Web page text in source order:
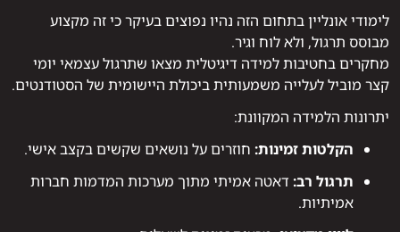
לימודי אונליין בתחום הזה נהיו נפוצים בעיקר כי זה מקצוע
מבוסס תרגול, ולא לוח וגיר.
מחקרים בחטיבות למידה דיגיטלית מצאו שתרגול עצמאי יומי
קצר מוביל לעלייה משמעותית ביכולת היישומית של הסטודנטים.
יתרונות הלמידה המקוונת:
הקלטות זמינות: חוזרים על נושאים שקשים בקצב אישי.
תרגול רב: דאטה אמיתי מתוך מערכות המדמות חברות
אמיתיות.